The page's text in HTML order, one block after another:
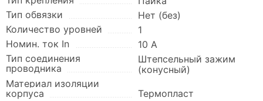
Тип обвязки
Нет (без)
Количество уровней
1
Номин. ток In
10 А
Тип соединения
проводника
Штепсельный зажим
(конусный)
Материал изоляции
корпуса
Термопласт